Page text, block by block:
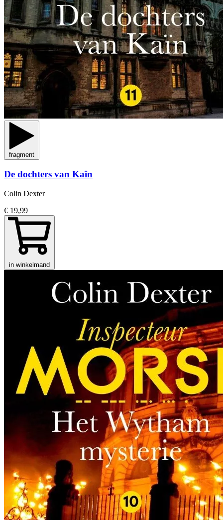
fragment
De dochters van Kaïn
Colin Dexter
€ 19,99
in winkelmand